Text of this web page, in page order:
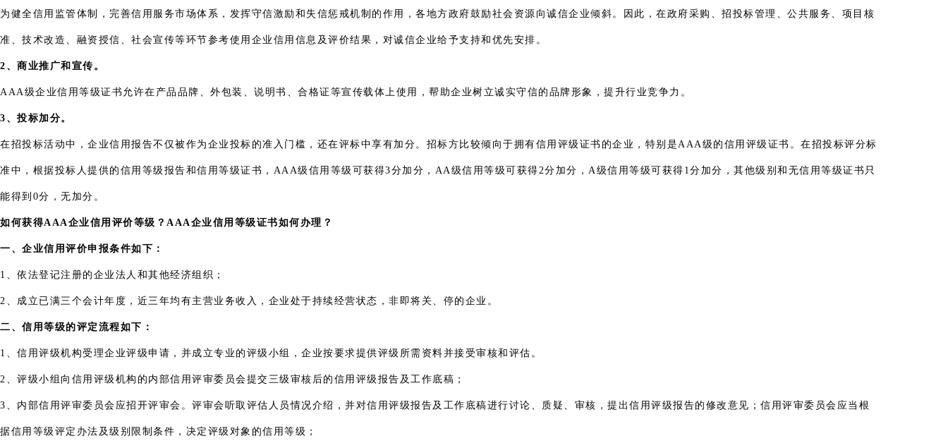
为健全信用监管体制，完善信用服务市场体系，发挥守信激励和失信惩戒机制的作用，各地方政府鼓励社会资源向诚信企业倾斜。因此，在政府采购、招投标管理、公共服务、项目核
准、技术改造、融资授信、社会宣传等环节参考使用企业信用信息及评价结果，对诚信企业给予支持和优先安排。
2、商业推广和宣传。
AAA级企业信用等级证书允许在产品品牌、外包装、说明书、合格证等宣传载体上使用，帮助企业树立诚实守信的品牌形象，提升行业竞争力。
3、投标加分。
在招投标活动中，企业信用报告不仅被作为企业投标的准入门槛，还在评标中享有加分。招标方比较倾向于拥有信用评级证书的企业，特别是AAA级的信用评级证书。在招投标评分标
准中，根据投标人提供的信用等级报告和信用等级证书，AAA级信用等级可获得3分加分，AA级信用等级可获得2分加分，A级信用等级可获得1分加分，其他级别和无信用等级证书只
能得到0分，无加分。
如何获得AAA企业信用评价等级？AAA企业信用等级证书如何办理？
一、企业信用评价申报条件如下：
1、依法登记注册的企业法人和其他经济组织；
2、成立已满三个会计年度，近三年均有主营业务收入，企业处于持续经营状态，非即将关、停的企业。
二、信用等级的评定流程如下：
1、信用评级机构受理企业评级申请，并成立专业的评级小组，企业按要求提供评级所需资料并接受审核和评估。
2、评级小组向信用评级机构的内部信用评审委员会提交三级审核后的信用评级报告及工作底稿；
3、内部信用评审委员会应招开评审会。评审会听取评估人员情况介绍，并对信用评级报告及工作底稿进行讨论、质疑、审核，提出信用评级报告的修改意见；信用评审委员会应当根
据信用等级评定办法及级别限制条件，决定评级对象的信用等级；